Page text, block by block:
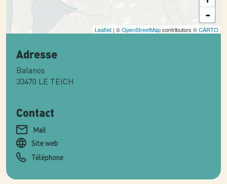
-
Leaflet | ©OpenStreetMapcontributors ©CARTO
Adresse
Balanos
33470 LE TEICH
Contact
Mail
Site web
Téléphone